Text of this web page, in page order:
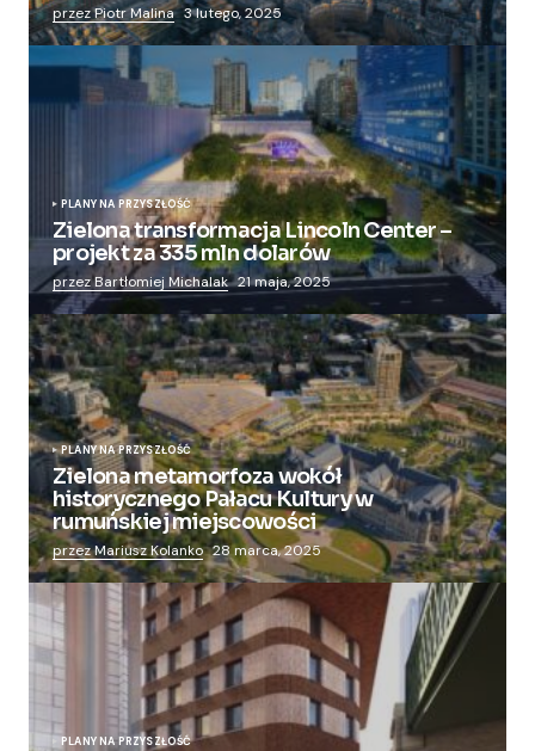
przez Piotr Malina 3 lutego, 2025
PLANY NA PRZYSZŁOŚĆ
Zielona transformacja Lincoln Center –
projekt za 335 mln dolarów
przez Bartłomiej Michalak 21 maja, 2025
PLANY NA PRZYSZŁOŚĆ
Zielona metamorfoza wokół
historycznego Pałacu Kultury w
rumuńskiej miejscowości
przez Mariusz Kolanko 28 marca, 2025
PLANY NA PRZYSZŁOŚĆ